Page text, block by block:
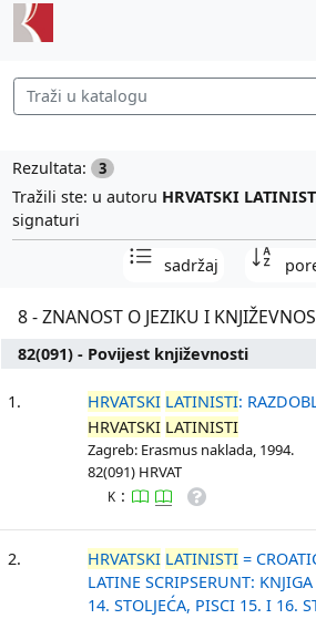
Rezultata: 3
Tražili ste: u autoru HRVATSKI
signaturi
sadržaj
8 - ZNANOST O JEZIKU I
82(091) - Povijest književnosti
1. HRVATSKI LATINISTI:
HRVATSKI LATINISTI
Zagreb: Erasmus naklada, 1994.
82(091) HRVAT
K :
2. HRVATSKI LATINISTI =
LATINE SCRIPSERUNT:
14. STOLJEĆA, PISCI 15. I 16.